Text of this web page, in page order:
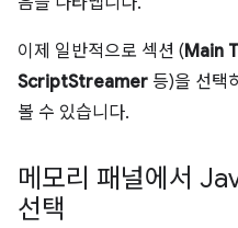
이제 일반적으로 섹션 (Main
ScriptStreamer 등)을 선택
볼 수 있습니다.
메모리 패널에서
선택